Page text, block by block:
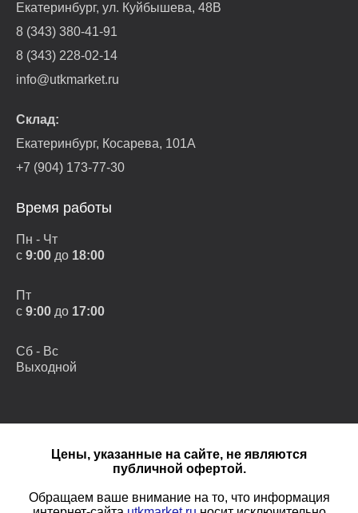
Екатеринбург, ул. Куйбышева, 48В
8 (343) 380-41-91
8 (343) 228-02-14
info@utkmarket.ru
Склад:
Екатеринбург, Косарева, 101А
+7 (904) 173-77-30
Время работы
Пн - Чт
с 9:00 до 18:00
Пт
с 9:00 до 17:00
Сб - Вс
Выходной
Цены, указанные на сайте, не являются
публичной офертой.
Обращаем ваше внимание на то, что информация